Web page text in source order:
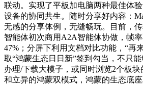
联动。实现了平板加电脑两种最佳体
设备的协同共生。随时分享好内容：
无感的分享体例，无缝畅玩。目前，
智能体初次商用A2A智能体协做，帧
47%；分屏下利用文档对比功能，“再
取“鸿蒙生态日日新”签到勾当，不只
办理/下载大模子，或同时浏览2个板
和立异的鸿蒙双模式，鸿蒙的生态底